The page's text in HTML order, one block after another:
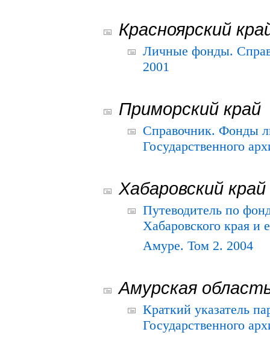
Красноярский
Личные фонды.
2001
Приморский край
Справочник. Фонды
Государственного
Хабаровский край
Путеводитель по
Хабаровского края и
Амуре. Том 2. 2004
Амурская
Краткий указатель
Государственного